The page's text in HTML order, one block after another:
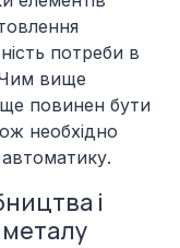
потреби в
вище
повинен бути
необхідно
і